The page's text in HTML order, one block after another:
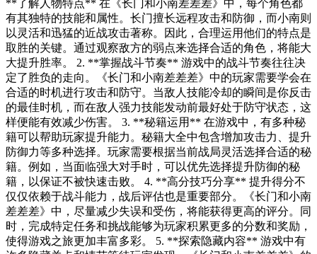
**了解人物特点** 在《长门和小南差差差》中，每个角色都
有其独特的技能和属性。长门擅长远程攻击和防御，而小南则
以灵活和迅猛的近战攻击著称。因此，合理运用他们的特点是
取胜的关键。通过观察敌方的弱点来选择合适的角色，将能大
大提升胜率。 2. **掌握战斗节奏** 游戏中的战斗节奏往往决
定了胜负的走向。《长门和小南差差差》中的玩家需要学会在
合适的时机进行攻击和防守。当敌人技能冷却的瞬间是你反击
的最佳时机，而在敌人强力技能发动前最好处于防守状态，这
样便能有效减少伤害。 3. **秘籍运用** 在游戏中，有多种秘
籍可以帮助玩家提升能力。秘籍大全中包含增加攻击力、提升
防御力等多种选择。玩家需要根据当前战局灵活选择合适的秘
籍。例如，当面临强大对手时，可以优先选择提升防御的秘
籍，以保证不被快速击败。 4. **高分技巧分享** 提升得分不
仅仅依赖于战斗能力，战后评估也是重要部分。《长门和小南
差差差》中，尽量减少失误和受伤，将能获得更高的评分。同
时，完成特定任务和挑战能够为玩家积累更多的分数和奖励，
使得游戏之旅更加丰富多彩。 5. **探索隐藏内容** 游戏中有